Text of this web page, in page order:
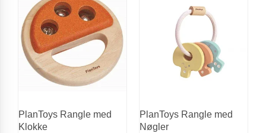
PlanToys Rangle med
Klokke
PlanToys Rangle med
Nøgler